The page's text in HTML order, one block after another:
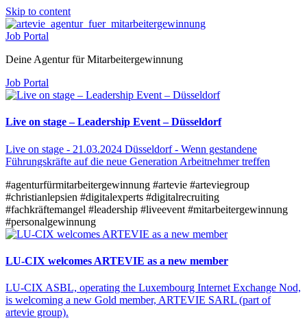
Skip to content
Job Portal
Deine Agentur für Mitarbeitergewinnung
Job Portal
Live on stage – Leadership Event – Düsseldorf
Live on stage - 21.03.2024 Düsseldorf - Wenn gestandene
Führungskräfte auf die neue Generation Arbeitnehmer treffen
#agenturfürmitarbeitergewinnung #artevie #arteviegroup
#christianlepsien #digitalexperts #digitalrecruiting
#fachkräftemangel #leadership #liveevent #mitarbeitergewinnung
#personalgewinnung
LU-CIX welcomes ARTEVIE as a new member
LU-CIX ASBL, operating the Luxembourg Internet Exchange Nod,
is welcoming a new Gold member, ARTEVIE SARL (part of
artevie group).​